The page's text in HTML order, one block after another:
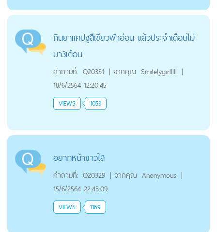
กินยาแคปซูสีเขียวฟ้าอ่อน แล้วประจำเดือนไม่
มา3เดือน
คำถามที่: Q20331 | จากคุณ Smilelygirlllll |
18/6/2564 12:20:45
VIEWS 1053
อยากหน้าขาวใส
คำถามที่: Q20329 | จากคุณ Anonymous |
15/6/2564 22:43:09
VIEWS 1169